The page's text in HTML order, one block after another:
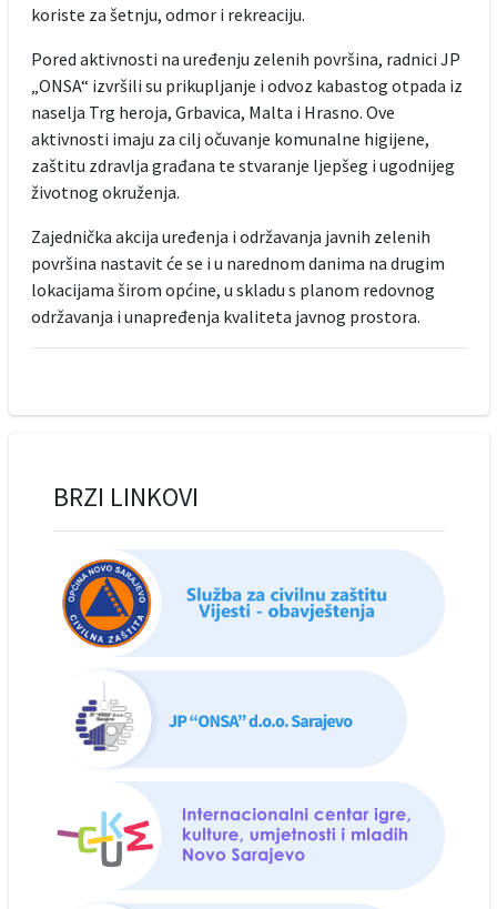
koriste za šetnju, odmor i rekreaciju.
Pored aktivnosti na uređenju zelenih površina, radnici JP
„ONSA“ izvršili su prikupljanje i odvoz kabastog otpada iz
naselja Trg heroja, Grbavica, Malta i Hrasno. Ove
aktivnosti imaju za cilj očuvanje komunalne higijene,
zaštitu zdravlja građana te stvaranje ljepšeg i ugodnijeg
životnog okruženja.
Zajednička akcija uređenja i održavanja javnih zelenih
površina nastavit će se i u narednom danima na drugim
lokacijama širom općine, u skladu s planom redovnog
održavanja i unapređenja kvaliteta javnog prostora.
BRZI LINKOVI